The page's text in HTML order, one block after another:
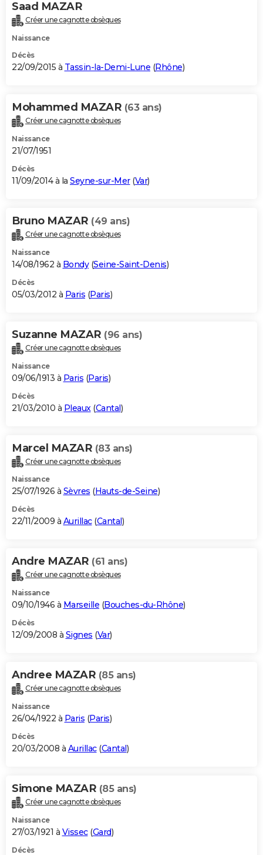
Saad MAZAR
Créer une cagnotte obsèques
Naissance
Décès
22/09/2015 à Tassin-la-Demi-Lune (Rhône)
Mohammed MAZAR (63 ans)
Créer une cagnotte obsèques
Naissance
21/07/1951
Décès
11/09/2014 à la Seyne-sur-Mer(Var)
Bruno MAZAR (49 ans)
Créer une cagnotte obsèques
Naissance
14/08/1962 à Bondy(Seine-Saint-Denis)
Décès
05/03/2012 à Paris (Paris)
Suzanne MAZAR (96 ans)
Créer une cagnotte obsèques
Naissance
09/06/1913 à Paris (Paris)
Décès
21/03/2010 à Pleaux (Cantal)
Marcel MAZAR (83 ans)
Créer une cagnotte obsèques
Naissance
25/07/1926 à Sèvres (Hauts-de-Seine)
Décès
22/11/2009 à Aurillac(Cantal )
Andre MAZAR (61 ans)
Créer une cagnotte obsèques
Naissance
09/10/1946 à Marseille (Bouches-du-Rhône)
Décès
12/09/2008 à Signes (Var)
Andree MAZAR (85 ans)
Créer une cagnotte obsèques
Naissance
26/04/1922 à Paris (Paris)
Décès
20/03/2008 à Aurillac(Cantal)
Simone MAZAR (85 ans)
Créer une cagnotte obsèques
Naissance
27/03/1921 à Vissec(Gard)
Décès